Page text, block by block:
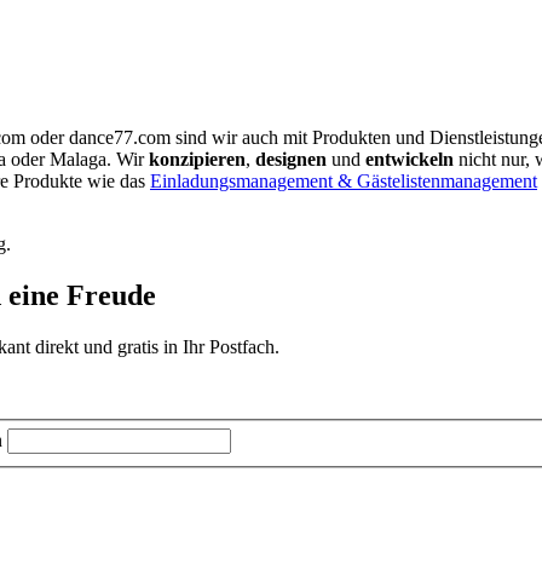
oder dance77.com sind wir auch mit Produkten und
oder Malaga. Wirkonzipieren, designen und entwickeln nicht nur,
Produkte wie das Einladungsmanagement & Gästelistenmanagement
Freude
direkt und gratis in Ihr Postfach.